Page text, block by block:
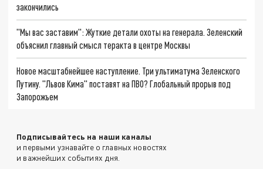
закончились
"Мы вас заставим": Жуткие детали охоты на генерала. Зеленский
объяснил главный смысл теракта в центре Москвы
Новое масштабнейшее наступление. Три ультиматума Зеленского
Путину. "Львов Кима" поставят на ПВО? Глобальный прорыв под
Запорожьем
Подписывайтесь на наши каналы
и первыми узнавайте о главных новостях
и важнейших событиях дня.